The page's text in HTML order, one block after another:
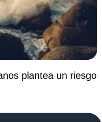
plantea un riesgo